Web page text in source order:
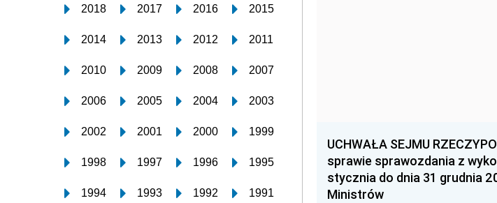
2018 2017 2016 2015
2014 2013 2012 2011
2010 2009 2008 2007
2006 2005 2004 2003
2002 2001 2000 1999
1998 1997 1996 1995
1994 1993 1992 1991
UCHWAŁA SEJMU
sprawie sprawozdania z
stycznia do dnia 31 grudnia
Ministrów